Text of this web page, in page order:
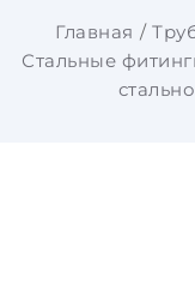
Главная
Стальные